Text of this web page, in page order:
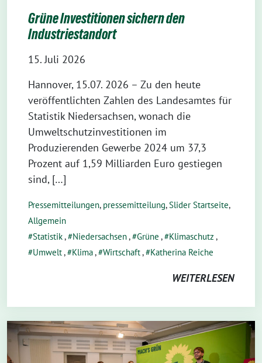
Grüne Investitionen sichern den
Industriestandort
15. Juli 2026
Hannover, 15.07. 2026 – Zu den heute
veröffentlichten Zahlen des Landesamtes für
Statistik Niedersachsen, wonach die
Umweltschutzinvestitionen im
Produzierenden Gewerbe 2024 um 37,3
Prozent auf 1,59 Milliarden Euro gestiegen
sind, […]
Pressemitteilungen, pressemitteilung,Slider Startseite,
Allgemein
Statistik, Niedersachsen, Grüne , Klimaschutz ,
Umwelt, Klima, Wirtschaft, Katherina Reiche
WEITERLESEN